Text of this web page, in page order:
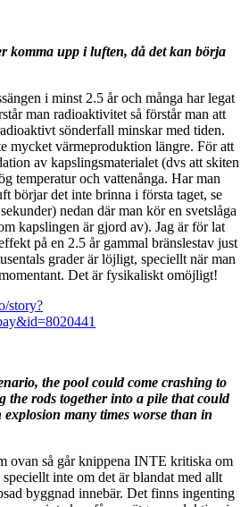
komma upp i luften, då det kan börja
i minst 2.5 år och många har legat
man radioaktivitet så förstår man att
sönderfall minskar med tiden.
mycket värmeproduktion längre. För att
av kapslingsmaterialet (dvs att skiten
temperatur och vattenånga. Har man
börjar det inte brinna i första taget, se
nedan där man kör en svetslåga
kapslingen är gjord av). Jag är för lat
på en 2.5 år gammal bränslestav just
grader är löjligt, speciellt när man
Det är fysikaliskt omöjligt!
story?
the pool could come crashing to
the rods together into a pile that could
explosion many times worse than in
ovan så går knippena INTE kritiska om
inte om det är blandat med allt
byggnad innebär. Det finns ingenting